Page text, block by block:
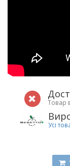
Товар
Усі